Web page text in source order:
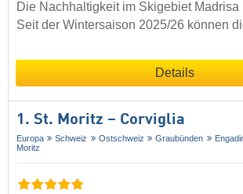
Die Nachhaltigkeit im Skigebiet Madrisa
Seit der Wintersaison 2025/26 können
Details
1. St. Moritz – Corviglia
Europa Schweiz Ostschweiz Graubünden
Moritz